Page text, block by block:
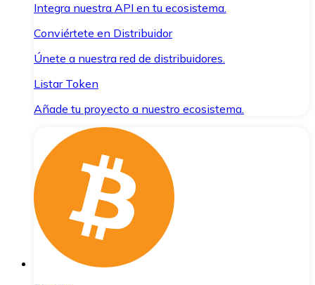
Integra nuestra API en tu ecosistema.
Conviértete en Distribuidor
Únete a nuestra red de distribuidores.
Listar Token
Añade tu proyecto a nuestro ecosistema.